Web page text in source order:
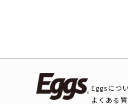
Eggsにつ
よくある